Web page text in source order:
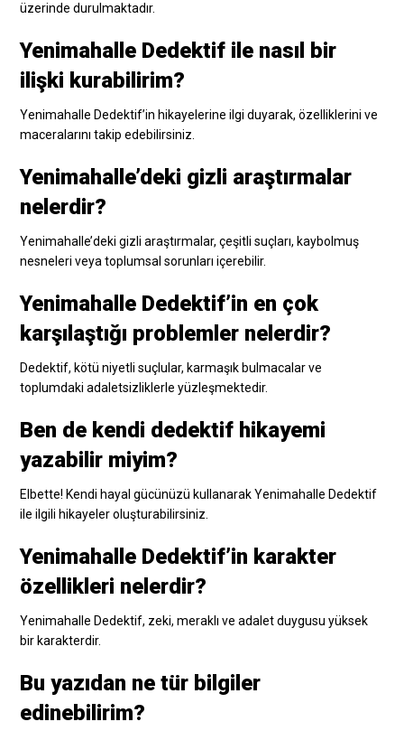
üzerinde durulmaktadır.
Yenimahalle Dedektif ile nasıl bir
ilişki kurabilirim?
Yenimahalle Dedektif’in hikayelerine ilgi duyarak, özelliklerini ve
maceralarını takip edebilirsiniz.
Yenimahalle’deki gizli araştırmalar
nelerdir?
Yenimahalle’deki gizli araştırmalar, çeşitli suçları, kaybolmuş
nesneleri veya toplumsal sorunları içerebilir.
Yenimahalle Dedektif’in en çok
karşılaştığı problemler nelerdir?
Dedektif, kötü niyetli suçlular, karmaşık bulmacalar ve
toplumdaki adaletsizliklerle yüzleşmektedir.
Ben de kendi dedektif hikayemi
yazabilir miyim?
Elbette! Kendi hayal gücünüzü kullanarak Yenimahalle Dedektif
ile ilgili hikayeler oluşturabilirsiniz.
Yenimahalle Dedektif’in karakter
özellikleri nelerdir?
Yenimahalle Dedektif, zeki, meraklı ve adalet duygusu yüksek
bir karakterdir.
Bu yazıdan ne tür bilgiler
edinebilirim?